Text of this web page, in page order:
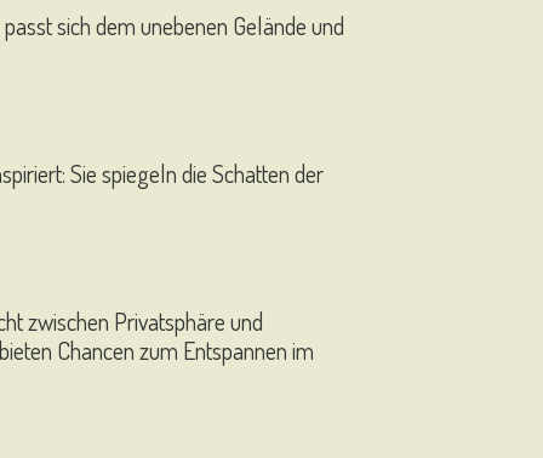
sich dem unebenen Gelände und
Sie spiegeln die Schatten der
zwischen Privatsphäre und
Chancen zum Entspannen im